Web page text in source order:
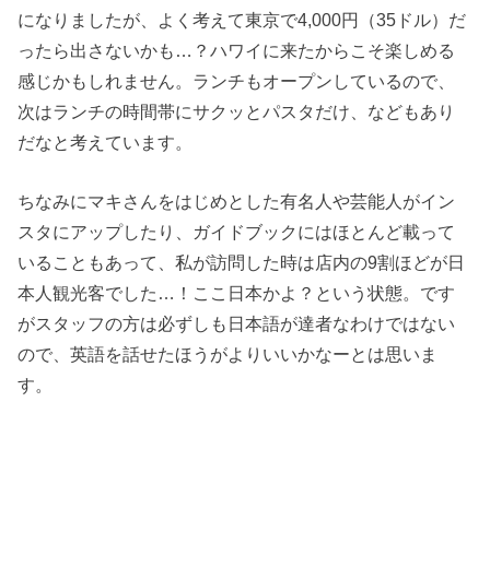
になりましたが、よく考えて東京で4,000円（35ドル）だ
ったら出さないかも…？ハワイに来たからこそ楽しめる
感じかもしれません。ランチもオープンしているので、
次はランチの時間帯にサクッとパスタだけ、などもあり
だなと考えています。
ちなみにマキさんをはじめとした有名人や芸能人がイン
スタにアップしたり、ガイドブックにはほとんど載って
いることもあって、私が訪問した時は店内の9割ほどが日
本人観光客でした…！ここ日本かよ？という状態。です
がスタッフの方は必ずしも日本語が達者なわけではない
ので、英語を話せたほうがよりいいかなーとは思いま
す。